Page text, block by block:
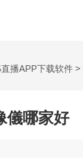
播APP下载软件 >
儀哪家好